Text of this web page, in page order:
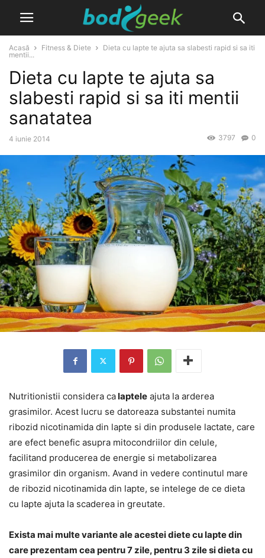
Acasă Fitness & Diete
Dieta cu lapte te ajuta sa slabesti rapid si sa iti
mentii...
Dieta cu lapte te ajuta sa
slabesti rapid si sa iti mentii
sanatatea
4 iunie 2014 0
3797
Nutritionistii considera calaptele ajuta la arderea
grasimilor. Acest lucru se datoreaza substantei numita
ribozid nicotinamida din lapte si din produsele lactate, care
are efect benefic asupra mitocondriilor din celule,
facilitand producerea de energie si metabolizarea
grasimilor din organism. Avand in vedere continutul mare
de ribozid nicotinamida din lapte, se intelege de ce dieta
cu lapte ajuta la scaderea in greutate.
Exista mai multe variante ale acestei diete cu lapte din
care prezentam cea pentru 7 zile, pentru 3 zile si dieta cu